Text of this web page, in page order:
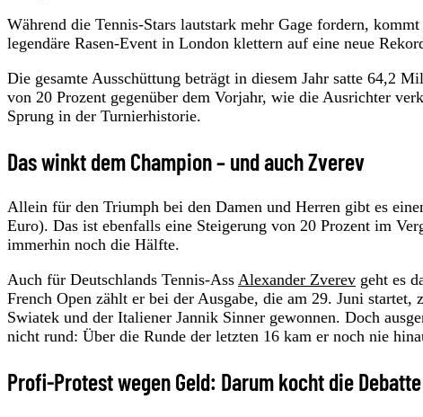
Während die Tennis-Stars lautstark mehr Gage fordern,
legendäre Rasen-Event in London klettern auf eine neue
Die gesamte Ausschüttung beträgt in diesem Jahr satte 64,2
von 20 Prozent gegenüber dem Vorjahr, wie die Ausrichter
Sprung in der Turnierhistorie.
Das winkt dem Champion – und auch Zverev
Allein für den Triumph bei den Damen und Herren gibt es
Euro). Das ist ebenfalls eine Steigerung von 20 Prozent im
immerhin noch die Hälfte.
Auch für Deutschlands Tennis-Ass Alexander Zverev geht es
French Open zählt er bei der Ausgabe, die am 29. Juni
Swiatek und der Italiener Jannik Sinner gewonnen. Doch
nicht rund: Über die Runde der letzten 16 kam er noch nie
Profi-Protest wegen Geld: Darum kocht die